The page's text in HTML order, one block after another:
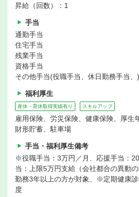
昇給（回数）：1
手当
通勤手当
住宅手当
残業手当
資格手当
その他手当(役職手当、休日勤務手当、)
福利厚生
産休・育休取得実績有り スキルアップ
雇用保険、労災保険、健康保険、厚生
財形貯蓄、駐車場
手当・福利厚生備考
※役職手当：3万円／月、応援手当：
当：上限5万円支給（会社都合の異動
勤務3年以上の方が対象、※定期健康
度